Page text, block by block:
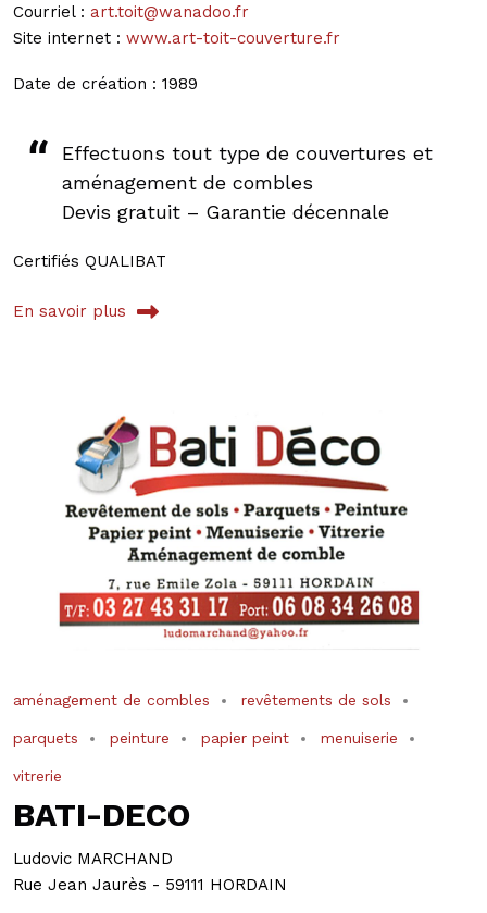
Courriel : art.toit@wanadoo.fr
Site internet : www.art-toit-couverture.fr
Date de création : 1989
Effectuons tout type de couvertures et
aménagement de combles
Devis gratuit – Garantie décennale
Certifiés QUALIBAT
En savoir plus
sur ART TOIT
aménagement de combles revêtements de sols
parquets peinture papier peint menuiserie
vitrerie
BATI-DECO
Ludovic MARCHAND
Rue Jean Jaurès - 59111 HORDAIN